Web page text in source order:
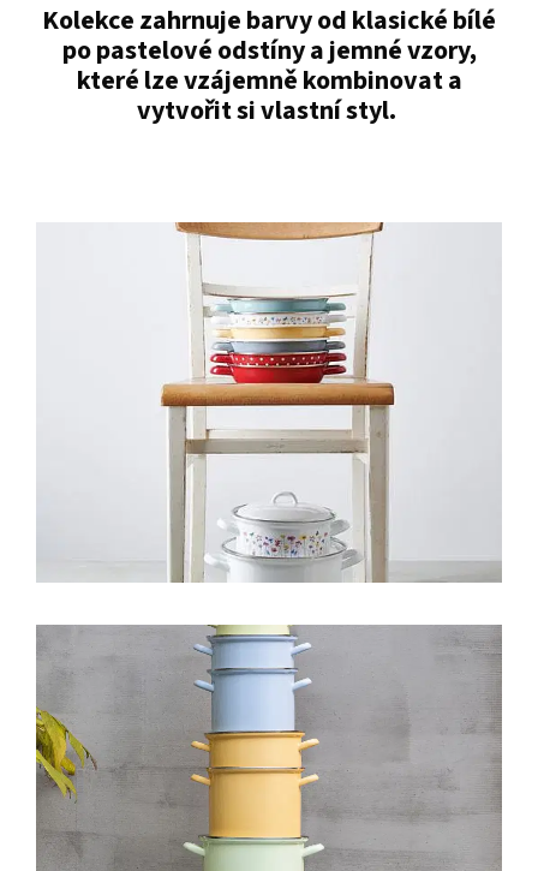
Kolekce zahrnuje barvy od klasické bílé
po pastelové odstíny a jemné vzory,
které lze vzájemně kombinovat a
vytvořit si vlastní styl.